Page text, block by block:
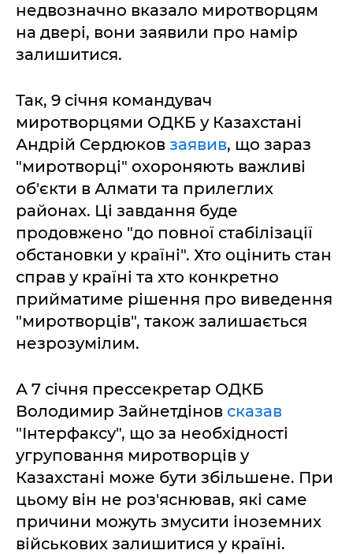
недвозначно вказало миротворцям
на двері, вони заявили про намір
залишитися.
Так, 9 січня командувач
миротворцями ОДКБ у Казахстані
Андрій Сердюков заявив, що зараз
"миротворці" охороняють важливі
об'єкти в Алмати та прилеглих
районах. Ці завдання буде
продовжено "до повної стабілізації
обстановки у країні". Хто оцінить стан
справ у країні та хто конкретно
прийматиме рішення про виведення
"миротворців", також залишається
незрозумілим.
А 7 січня прессекретар ОДКБ
Володимир Зайнетдінов сказав
"Інтерфаксу", що за необхідності
угруповання миротворців у
Казахстані може бути збільшене. При
цьому він не роз'яснював, які саме
причини можуть змусити іноземних
військових залишитися у країні.